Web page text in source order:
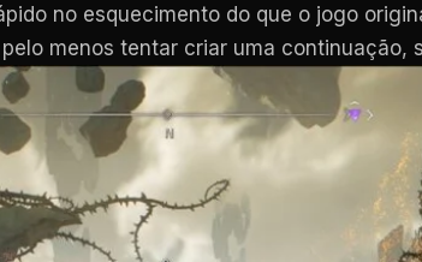
no esquecimento do que o jogo
menos tentar criar uma continuação,